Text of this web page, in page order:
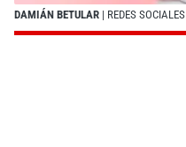
DAMIÁN BETULAR | REDES SOCIALES